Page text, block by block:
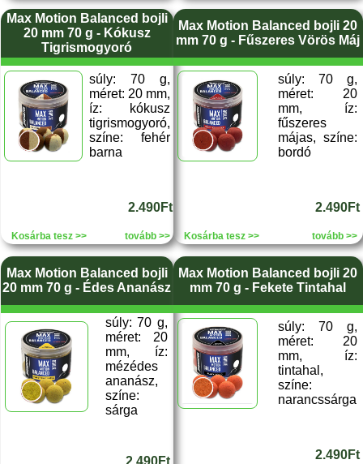
Max Motion Balanced bojli
20 mm 70 g - Kókusz
Tigrismogyoró
súly: 70 g,
méret: 20 mm,
íz: kókusz
tigrismogyoró,
színe: fehér
barna
2.490Ft
Kosárba tesz >> tovább >>
Max Motion Balanced bojli 20
mm 70 g - Fűszeres Vörös Máj
súly: 70 g,
méret: 20
mm, íz:
fűszeres
májas, színe:
bordó
2.490Ft
Kosárba tesz >> tovább >>
Max Motion Balanced bojli
20 mm 70 g - Édes Ananász
súly: 70 g,
méret: 20
mm, íz:
mézédes
ananász,
színe:
sárga
2.490Ft
Max Motion Balanced bojli 20
mm 70 g - Fekete Tintahal
súly: 70 g,
méret: 20
mm, íz:
tintahal,
színe:
narancssárga
2.490Ft